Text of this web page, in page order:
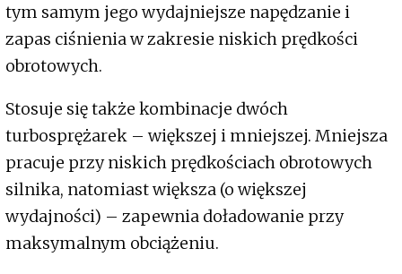
tym samym jego wydajniejsze napędzanie i
zapas ciśnienia w zakresie niskich prędkości
obrotowych.
Stosuje się także kombinacje dwóch
turbosprężarek – większej i mniejszej. Mniejsza
pracuje przy niskich prędkościach obrotowych
silnika, natomiast większa (o większej
wydajności) – zapewnia doładowanie przy
maksymalnym obciążeniu.